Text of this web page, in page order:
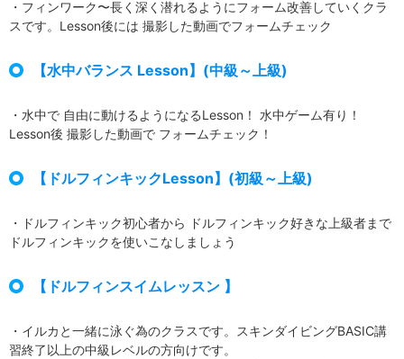
・フィンワーク〜長く深く潜れるようにフォーム改善していくクラ
スです。Lesson後には 撮影した動画でフォームチェック
【水中バランス Lesson】(中級～上級)
・水中で 自由に動けるようになるLesson！ 水中ゲーム有り！
Lesson後 撮影した動画で フォームチェック！
【ドルフィンキックLesson】(初級～上級)
・ドルフィンキック初心者から ドルフィンキック好きな上級者まで
ドルフィンキックを使いこなしましょう
【ドルフィンスイムレッスン 】
・イルカと一緒に泳ぐ為のクラスです。スキンダイビングBASIC講
習終了以上の中級レベルの方向けです。